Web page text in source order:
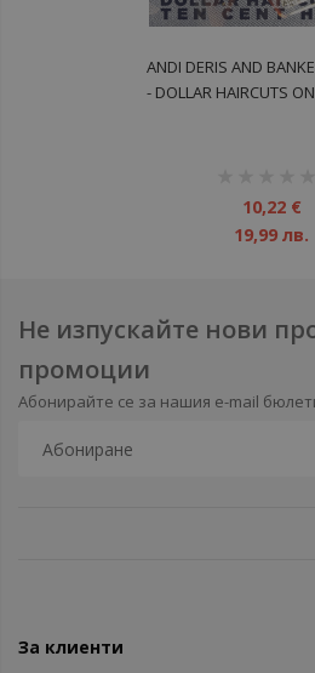
ANDI DERIS AND
- DOLLAR HAIRCUTS
10,22 €
19,99 лв.
Не изпускайте нови
промоции
Абонирайте се за нашия e-mail
За клиенти